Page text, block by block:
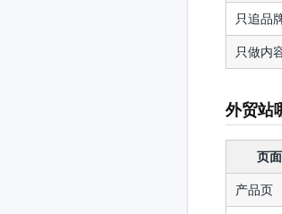
只追品
只做内
外贸站
页面
产品页